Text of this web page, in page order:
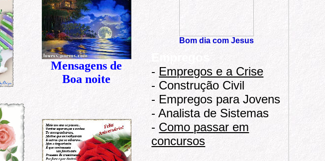
Mensagens de
Boa noite
Bom dia com Jesus
-Empregos e a Crise
- Construção Civil
- Empregos para Jovens
-Analista de Sistemas
- Como passar em
concursos